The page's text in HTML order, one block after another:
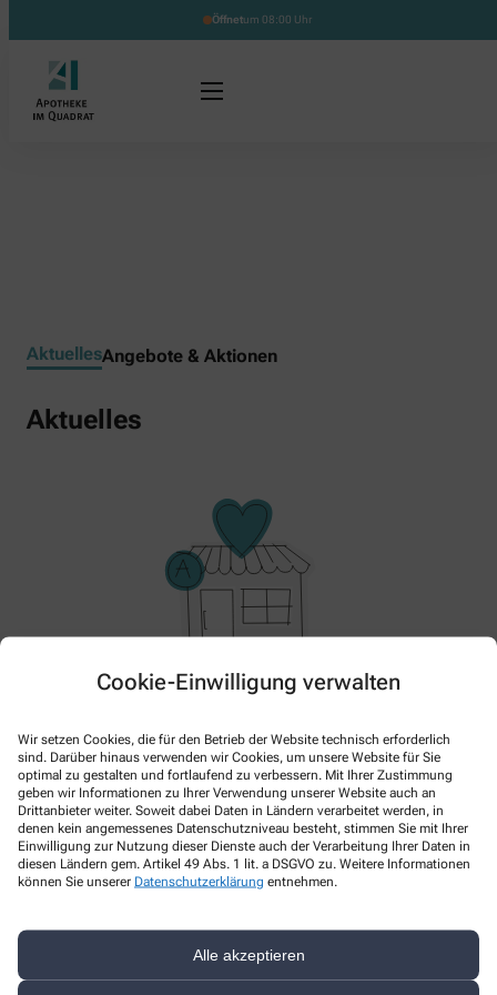
Cookie-Einwilligung verwalten
Wir setzen Cookies, die für den Betrieb der Website technisch erforderlich
sind. Darüber hinaus verwenden wir Cookies, um unsere Website für Sie
optimal zu gestalten und fortlaufend zu verbessern. Mit Ihrer Zustimmung
geben wir Informationen zu Ihrer Verwendung unserer Website auch an
Drittanbieter weiter. Soweit dabei Daten in Ländern verarbeitet werden, in
denen kein angemessenes Datenschutzniveau besteht, stimmen Sie mit Ihrer
Einwilligung zur Nutzung dieser Dienste auch der Verarbeitung Ihrer Daten in
diesen Ländern gem. Artikel 49 Abs. 1 lit. a DSGVO zu. Weitere Informationen
können Sie unserer Datenschutzerklärung entnehmen.
Alle akzeptieren
Öffnetum 08:00 Uhr
AktuellesAngebote & Aktionen
Aktuelles
Hier gibt es aktuell nichts Neues. Bitte schauen Sie